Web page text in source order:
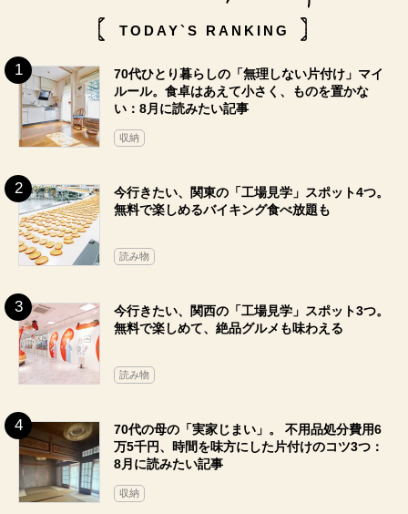
TODAY`S RANKING
70代ひとり暮らしの「無理しない片付け」マイ
ルール。食卓はあえて小さく、ものを置かな
い：8月に読みたい記事
収納
今行きたい、関東の「工場見学」スポット4つ。
無料で楽しめるバイキング食べ放題も
読み物
今行きたい、関西の「工場見学」スポット3つ。
無料で楽しめて、絶品グルメも味わえる
読み物
70代の母の「実家じまい」。 不用品処分費用6
万5千円、時間を味方にした片付けのコツ3つ：
8月に読みたい記事
収納